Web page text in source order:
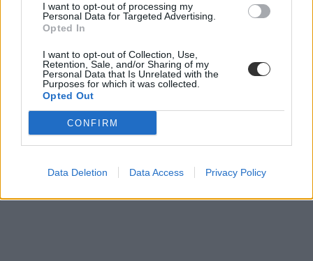
I want to opt-out of processing my
Personal Data for Targeted Advertising.
Opted In
I want to opt-out of Collection, Use,
Retention, Sale, and/or Sharing of my
Personal Data that Is Unrelated with the
Purposes for which it was collected.
Opted Out
CONFIRM
Data Deletion Data Access Privacy Policy